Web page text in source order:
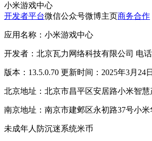
小米游戏中心
开发者平台微信公众号微博主页商务合作
应用名称：小米游戏中心
开发者：北京瓦力网络科技有限公司 电话
版本：13.5.0.70 更新时间：2025年3月24日
北京地址：北京市昌平区安居路小米智慧
南京地址：南京市建邺区永初路37号小米
未成年人防沉迷系统米币